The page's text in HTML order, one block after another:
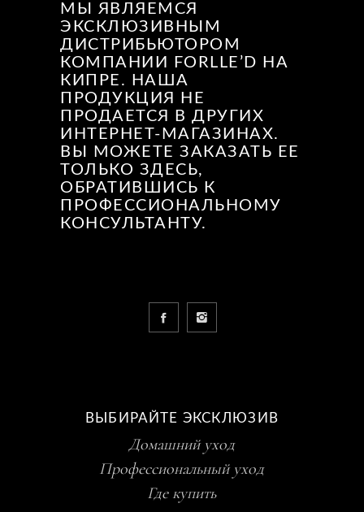
МЫ ЯВЛЯЕМСЯ
ЭКСКЛЮЗИВНЫМ
ДИСТРИБЬЮТОРОМ
КОМПАНИИ FORLLE’D НА
КИПРЕ. НАША
ПРОДУКЦИЯ НЕ
ПРОДАЕТСЯ В ДРУГИХ
ИНТЕРНЕТ-МАГАЗИНАХ.
ВЫ МОЖЕТЕ ЗАКАЗАТЬ ЕЕ
ТОЛЬКО ЗДЕСЬ,
ОБРАТИВШИСЬ К
ПРОФЕССИОНАЛЬНОМУ
КОНСУЛЬТАНТУ.
ВЫБИРАЙТЕ ЭКСКЛЮЗИВ
Домашний уход
Профессиональный уход
Где купить